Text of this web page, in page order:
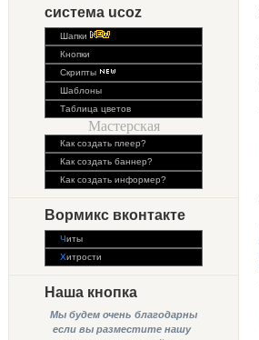
система ucoz
Шапки
Кнопки
Скрипты
Шаблоны
Таблица цветов
Мастерская
Как создать плеер?
Как создать баннер?
Как создать информер?
Вормикс вконтакте
Читы
Хитрости
Наша кнопка
Мы будем очень благодарны
если вы разместите нашу